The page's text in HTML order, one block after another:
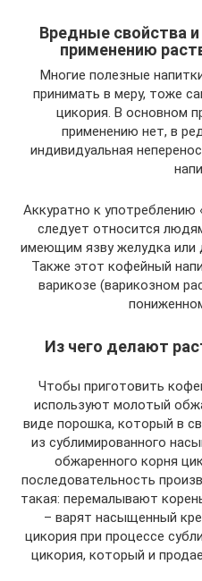
Вредные свойства
применению
Многие полезные
принимать в меру, тоже
цикория. В основном
применению нет, в
индивидуальная
Аккуратно к употреблению
следует относится
имеющим язву желудка или
Также этот кофейный
варикозе (варикозном
Из чего делают
Чтобы приготовить
используют молотый
виде порошка, который в
из сублимированного
обжаренного корня
последовательность
такая: перемалывают
– варят насыщенный
цикория при процессе
цикория, который и